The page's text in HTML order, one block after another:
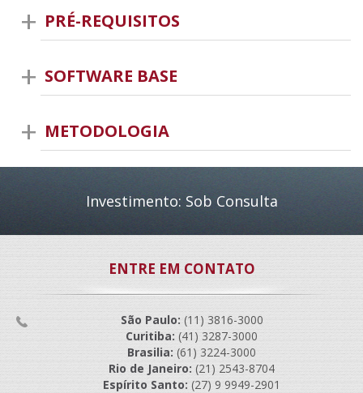
PRÉ-REQUISITOS
SOFTWARE BASE
METODOLOGIA
Investimento: Sob Consulta
ENTRE EM CONTATO
São Paulo: (11) 3816-3000
Curitiba: (41) 3287-3000
Brasilia: (61) 3224-3000
Rio de Janeiro: (21) 2543-8704
Espírito Santo: (27) 9 9949-2901